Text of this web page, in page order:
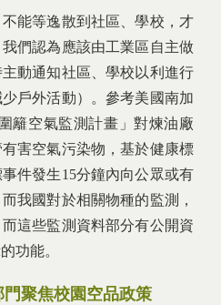
能等逸散到社區、學校，才
們認為應該由工業區自主做
動通知社區、學校以利進行
戶外活動）。參考美國南加
籬空氣監測計畫」對煉油廠
害空氣污染物，基於健康標
件發生15分鐘內向公眾或有
我國對於相關物種的監測，
這些監測資料部分有公開資
功能。
聚焦校園空品政策